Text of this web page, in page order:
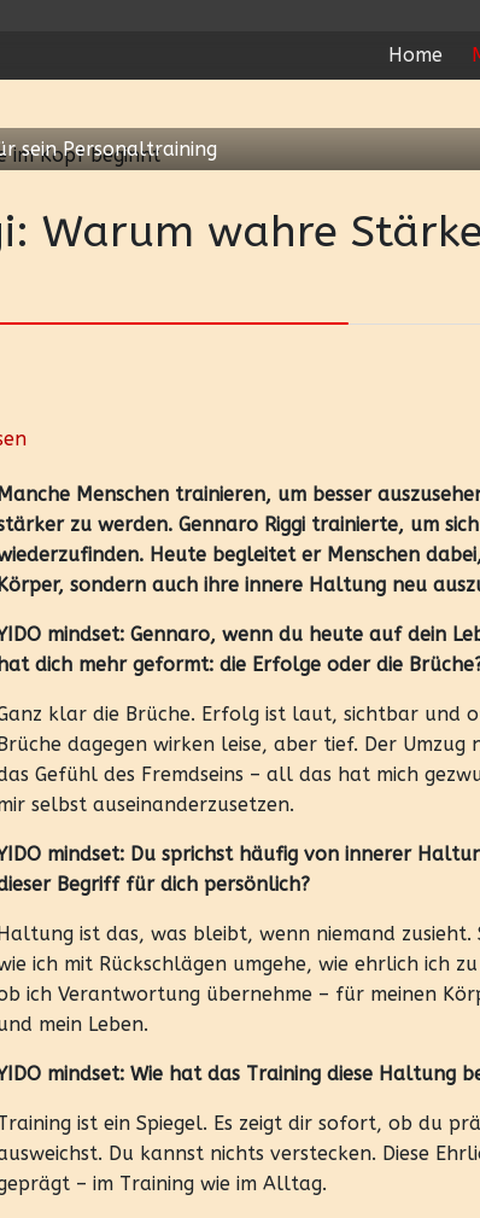
Home
sein Personaltraining
Warum wahre
Menschen trainieren, um besser
zu werden. Gennaro Riggi trainierte, um
Heute begleitet er Menschen
sondern auch ihre innere Haltung neu
mindset: Gennaro, wenn du heute auf dein
dich mehr geformt: die Erfolge oder die
klar die Brüche. Erfolg ist laut, sichtbar und
dagegen wirken leise, aber tief. Der Umzug
Gefühl des Fremdseins – all das hat mich
selbst auseinanderzusetzen.
mindset: Du sprichst häufig von innerer
Begriff für dich persönlich?
ist das, was bleibt, wenn niemand zusieht.
ich mit Rückschlägen umgehe, wie ehrlich ich
ich Verantwortung übernehme – für meinen
mein Leben.
mindset: Wie hat das Training diese Haltung
ist ein Spiegel. Es zeigt dir sofort, ob du
Du kannst nichts verstecken. Diese
– im Training wie im Alltag.